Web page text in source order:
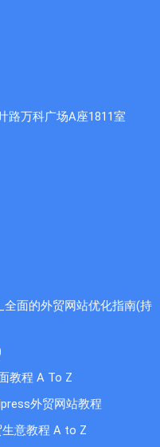
路万科广场A座1811室
全面的外贸网站优化指南(持
教程 A To Z
外贸网站教程
意教程 A to Z